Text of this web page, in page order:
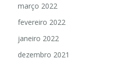
março 2022
fevereiro 2022
janeiro 2022
dezembro 2021